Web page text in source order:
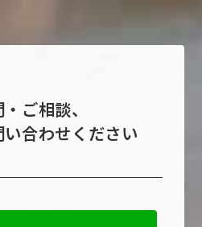
ご相談、
合わせください